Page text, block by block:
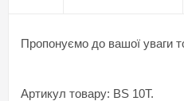
Пропонуємо до вашої уваги
Артикул товару: BS 10T.